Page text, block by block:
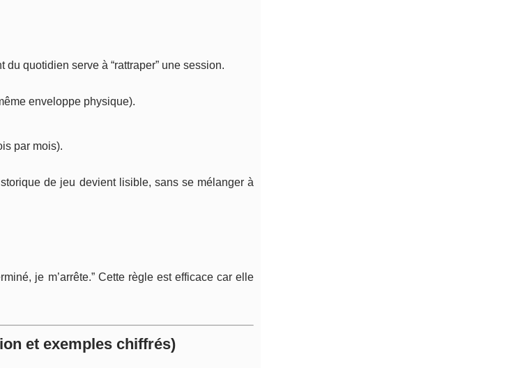
quotidien serve à “rattraper” une session.
enveloppe physique).
par mois).
de jeu devient lisible, sans se mélanger à
je m’arrête.” Cette règle est efficace car elle
et exemples chiffrés)